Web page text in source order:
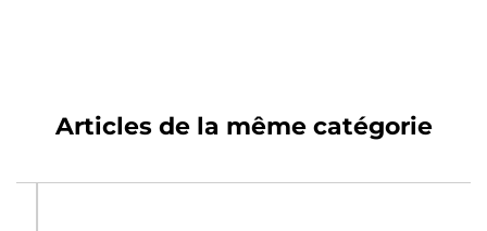
Articles de la même catégorie